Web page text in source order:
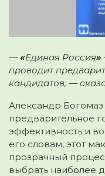
— «Единая Россия»
проводит
кандидатов, —
Александр Богомаз
предварительное
эффективность и
его словам, этот
прозрачный
выбрать наиболее